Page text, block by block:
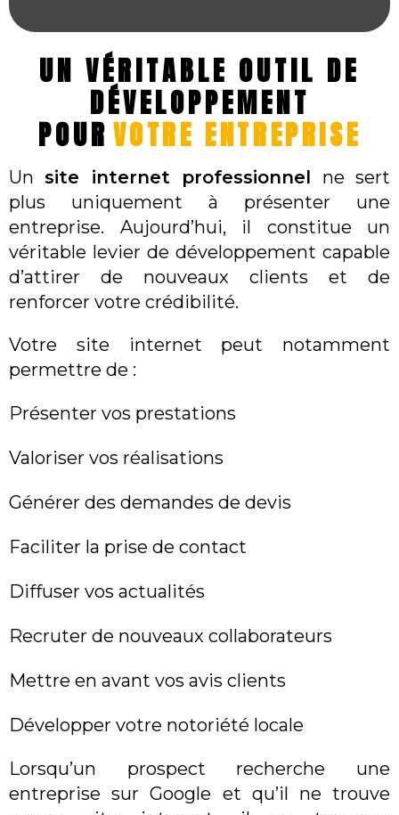
UN VÉRITABLE OUTIL DE
DÉVELOPPEMENT
POUR VOTRE ENTREPRISE
Unsite internet professionnel ne sert
plus uniquement à présenter une
entreprise. Aujourd’hui, il constitue un
véritable levier de développement capable
d’attirer de nouveaux clients et de
renforcer votre crédibilité.
Votre site internet peut notamment
permettre de :
Présenter vos prestations
Valoriser vos réalisations
Générer des demandes de devis
Faciliter la prise de contact
Diffuser vos actualités
Recruter de nouveaux collaborateurs
Mettre en avant vos avis clients
Développer votre notoriété locale
Lorsqu’un prospect recherche une
entreprise sur Google et qu’il ne trouve